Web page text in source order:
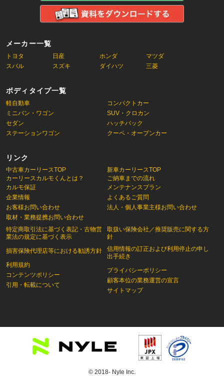
メーカー一覧
トヨタ 日産 ホンダ
マツダ
スバル
スズキ ダイハツ 三菱
ボディタイプ一覧
軽自動車
コンパクトカー
ミニバン・ワゴン
SUV・クロカン
セダン
ハッチバック
ステーションワゴン
クーペ・オープンカー
リンク
中古車カーリースTOP
カーリースカルモくんとは？
新車カーリースTOP
ご納車までの流れ
カルモ保証
企業情報
お客様お問い合わせ
取材・業務提携お問い合わせ
特定商取引法に基づく表記・古物営
業法の規定に基づく表示
損害保険代理店等における勧誘方針
利用規約
コンテンツポリシー
引用・転載について
メンテナンスプラン
よくあるご質問
法人・個人事業主様お問い合わせ
取扱い保険会社／推奨販売に関する方
針
信用情報の訂正および利用停止の申し
出手続き
プライバシーポリシー
顧客本位の業務運営の宣言
サイトマップ
© 2018- Nyle Inc.